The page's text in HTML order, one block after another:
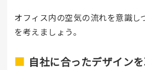
オフィス内の空気の流れを意識し
を考えましょう。
自社に合ったデザイン